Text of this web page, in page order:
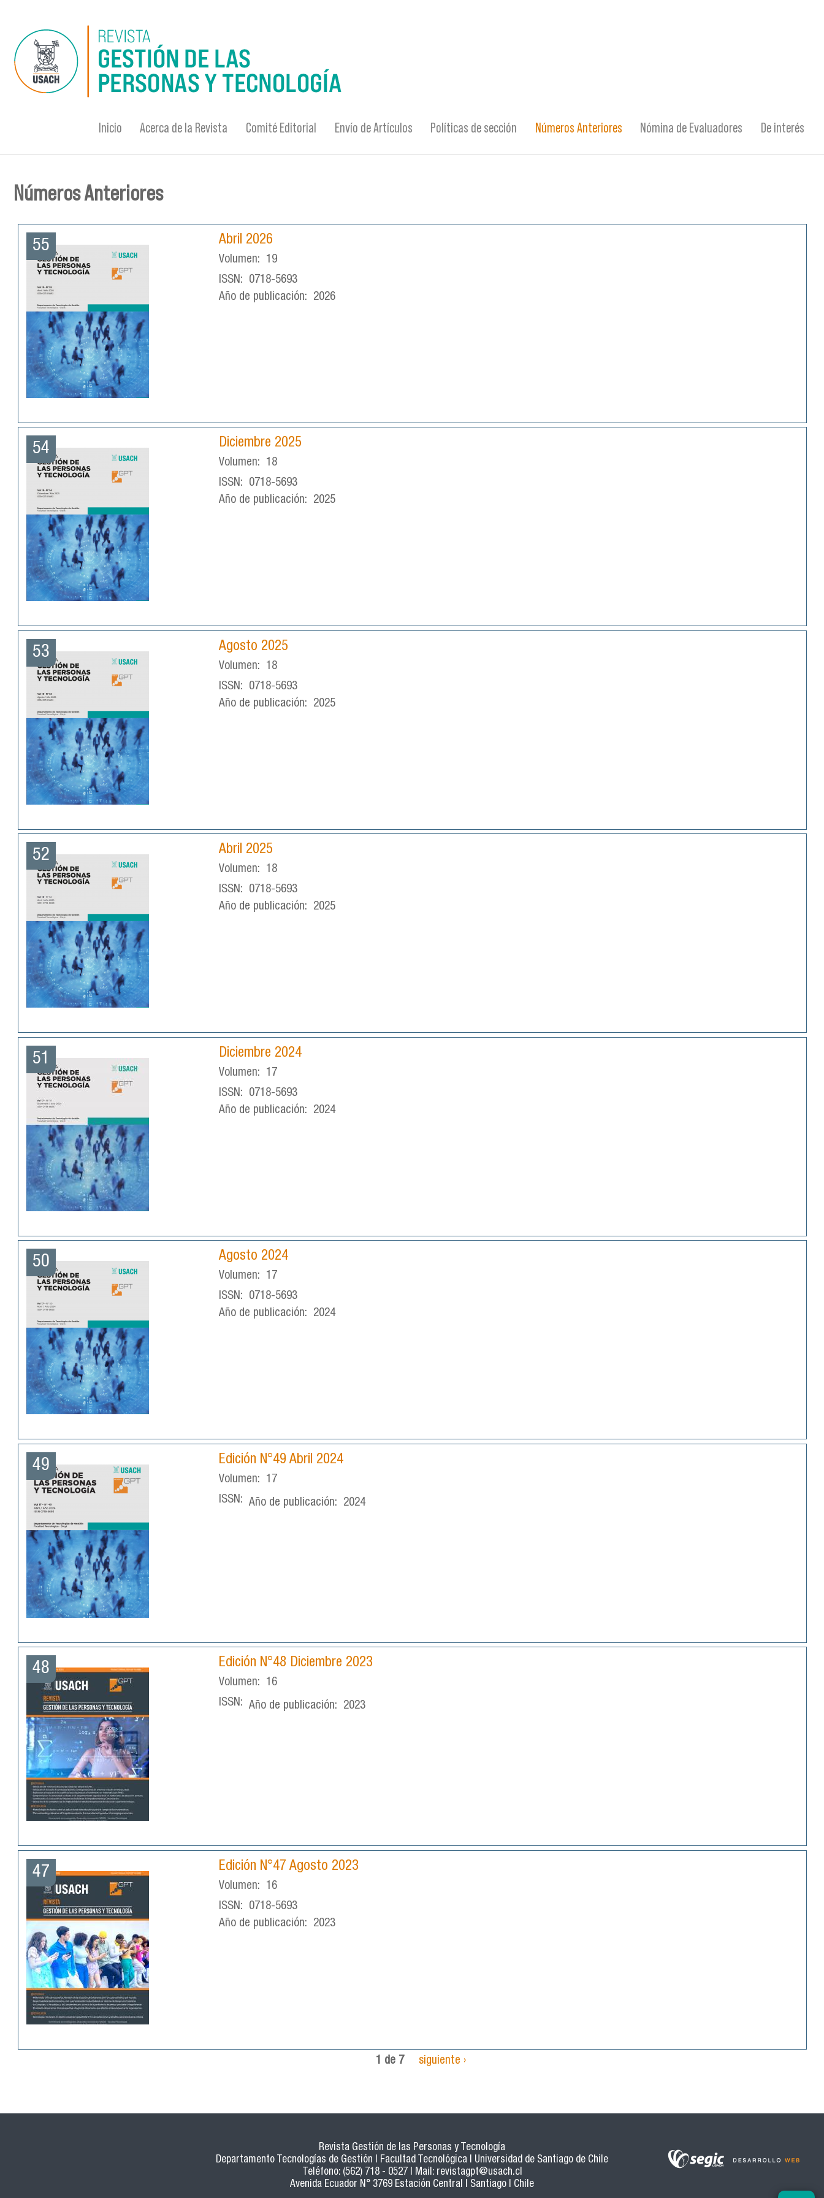
Inicio Acerca de la Revista Comité Editorial Envío de Artículos Políticas de sección Números Anteriores Nómina de Evaluadores De interés
Se encuentra usted aquí
Números Anteriores
55 Abril 2026
Volumen:
19
ISSN:
0718-5693
Año de publicación:
2026
54 Diciembre 2025
Volumen:
18
ISSN:
0718-5693
Año de publicación:
2025
53 Agosto 2025
Volumen:
18
ISSN:
0718-5693
Año de publicación:
2025
52 Abril 2025
Volumen:
18
ISSN:
0718-5693
Año de publicación:
2025
51 Diciembre 2024
Volumen:
17
ISSN:
0718-5693
Año de publicación:
2024
50 Agosto 2024
Volumen:
17
ISSN:
0718-5693
Año de publicación:
2024
49 Edición N°49 Abril 2024
Volumen:
17
ISSN: Año de publicación: 2024
48 Edición N°48 Diciembre 2023
Volumen:
16
ISSN: Año de publicación: 2023
47 Edición N°47 Agosto 2023
Volumen:
16
ISSN:
0718-5693
Año de publicación:
2023
1 de 7 siguiente ›
Revista Gestión de las Personas y Tecnología
Departamento Tecnologías de Gestión | Facultad Tecnológica | Universidad de Santiago de Chile
Teléfono: (562) 718 - 0527 | Mail: revistagpt@usach.cl
Avenida Ecuador N° 3769 Estación Central | Santiago | Chile